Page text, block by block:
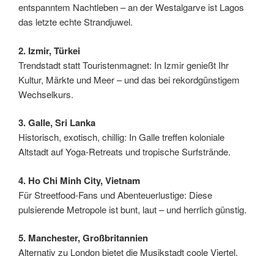
entspanntem Nachtleben – an der Westalgarve ist Lagos
das letzte echte Strandjuwel.
2. Izmir, Türkei
Trendstadt statt Touristenmagnet: In Izmir genießt Ihr
Kultur, Märkte und Meer – und das bei rekordgünstigem
Wechselkurs.
3. Galle, Sri Lanka
Historisch, exotisch, chillig: In Galle treffen koloniale
Altstadt auf Yoga-Retreats und tropische Surfstrände.
4. Ho Chi Minh City, Vietnam
Für Streetfood-Fans und Abenteuerlustige: Diese
pulsierende Metropole ist bunt, laut – und herrlich günstig.
5. Manchester, Großbritannien
Alternativ zu London bietet die Musikstadt coole Viertel,